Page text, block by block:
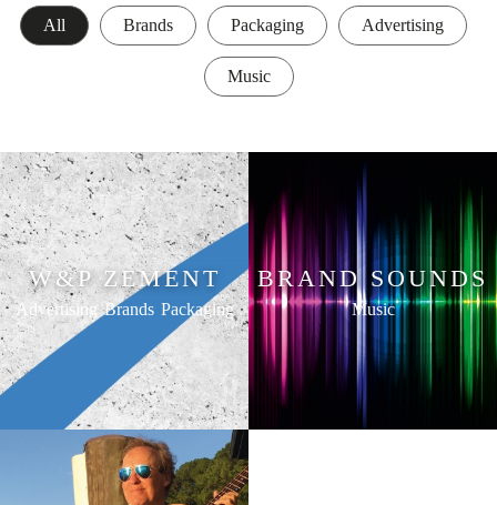
All Brands Packaging Advertising
Music
W&P ZEMENT
Advertising Brands Packaging
BRAND SOUNDS
Music